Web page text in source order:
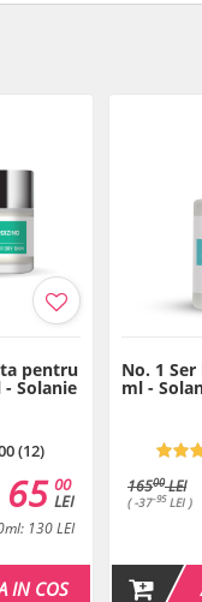
Phenoxyethanol, Ginkgo
Saccharide
Termen de valabilitate:
Tratament pentru
pentru
Solanie
(12)
00
LEI
65
130 LEI
IN COS
No. 1
ml -
16500LEI
( -37-95 LEI )